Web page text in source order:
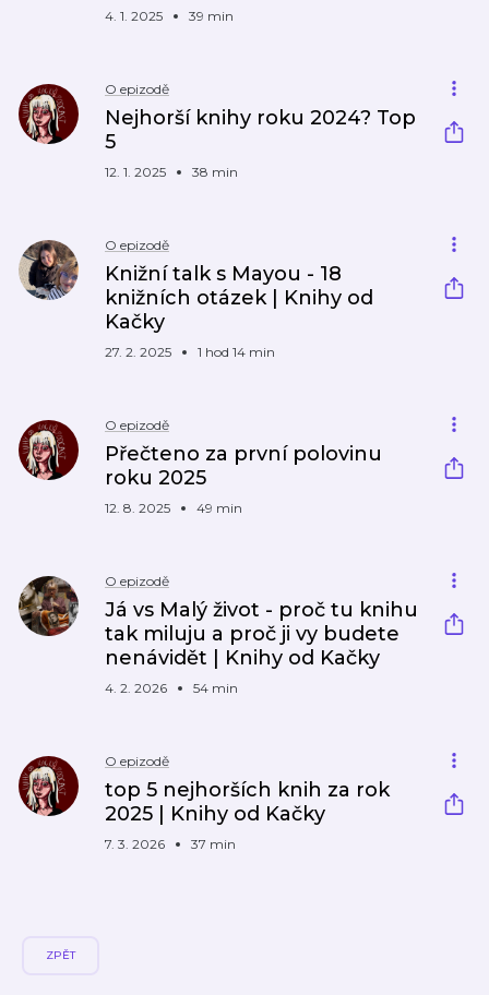
4. 1. 2025 39 min
O epizodě
Nejhorší knihy roku 2024? Top
5
12. 1. 2025 38 min
O epizodě
Knižní talk s Mayou - 18
knižních otázek | Knihy od
Kačky
27. 2. 2025 1 hod 14 min
O epizodě
Přečteno za první polovinu
roku 2025
12. 8. 2025 49 min
O epizodě
Já vs Malý život - proč tu knihu
tak miluju a proč ji vy budete
nenávidět | Knihy od Kačky
4. 2. 2026 54 min
O epizodě
top 5 nejhorších knih za rok
2025 | Knihy od Kačky
7. 3. 2026 37 min
ZPĚT